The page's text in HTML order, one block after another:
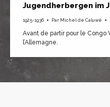
Jugendherbergen im
1925-1936 Par Michel de Caluwé
Avant de partir pour le
l’Allemagne.